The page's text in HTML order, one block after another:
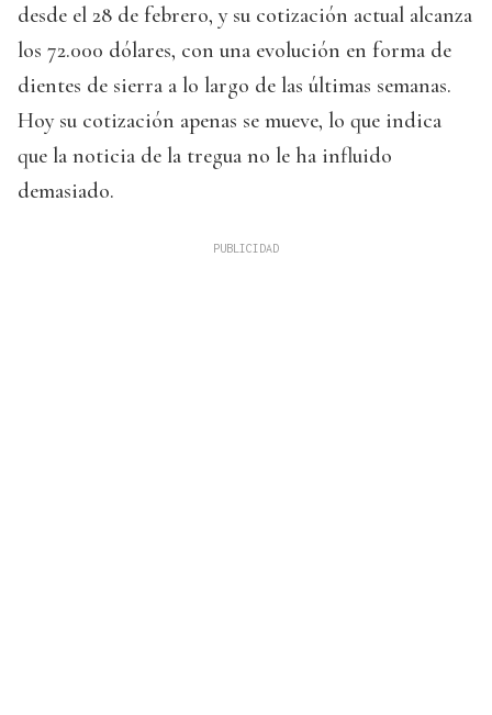
desde el 28 de febrero, y su cotización actual alcanza
los 72.000 dólares, con una evolución en forma de
dientes de sierra a lo largo de las últimas semanas.
Hoy su cotización apenas se mueve, lo que indica
que la noticia de la tregua no le ha influido
demasiado.